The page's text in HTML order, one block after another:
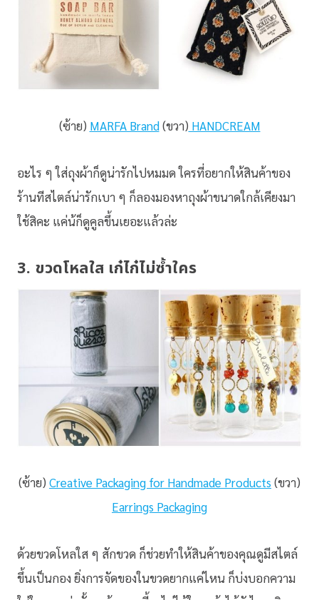
(ซ้าย) MARFA Brand(ขวา) HANDCREAM
อะไร ๆ ใส่ถุงผ้าก็ดูน่ารักไปหมมด ใครที่อยากให้สินค้าของ
ร้านทีสไตล์น่ารักเบา ๆ ก็ลองมองหาถุงผ้าขนาดใกล้เคียงมา
ใช้สิคะ แค่น้ก็ดูคูลขึ้นเยอะแล้วล่ะ
3. ขวดโหลใส เก๋ไก๋ไม่ซ้ำใคร
(ซ้าย) Creative Packaging for Handmade Products (ขวา)
Earrings Packaging
ด้วยขวดโหลใส ๆ สักขวด ก็ช่วยทำให้สินค้าของคุณดูมีสไตล์
ขึ้นเป็นกอง ยิ่งการจัดของในขวดยากแค่ไหน ก็บ่งบอกความ